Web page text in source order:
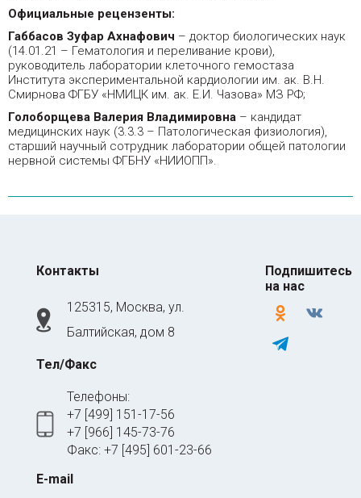
Официальные рецензенты:
Габбасов Зуфар Ахнафович – доктор биологических наук
(14.01.21 – Гематология и переливание крови),
руководитель лаборатории клеточного гемостаза
Института экспериментальной кардиологии им. ак. В.Н.
Смирнова ФГБУ «НМИЦК им. ак. Е.И. Чазова» МЗ РФ;
Голоборщева Валерия Владимировна – кандидат
медицинских наук (3.3.3 – Патологическая физиология),
старший научный сотрудник лаборатории общей патологии
нервной системы ФГБНУ «НИИОПП».
Контакты
125315, Москва, ул.
Балтийская, дом 8
Тел/Факс
Телефоны:
+7 [499] 151-17-56
+7 [966] 145-73-76
Факс: +7 [495] 601-23-66
E-mail
Подпишитесь
на нас
odnoklassniki
vkontakte
telegram